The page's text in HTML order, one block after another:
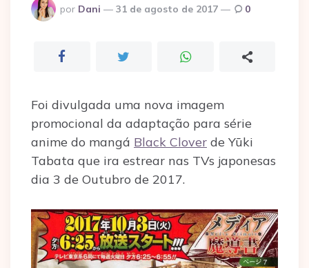
Postado
por
por Dani 31 de agosto de 2017 0
Foi divulgada uma nova imagem
promocional da adaptação para série
anime do mangá Black Clover de Yūki
Tabata que ira estrear nas TVs japonesas
dia 3 de Outubro de 2017.